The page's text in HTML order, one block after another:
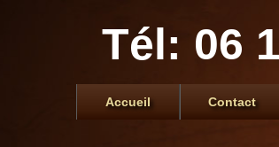
Tél: 06
Accueil Contact